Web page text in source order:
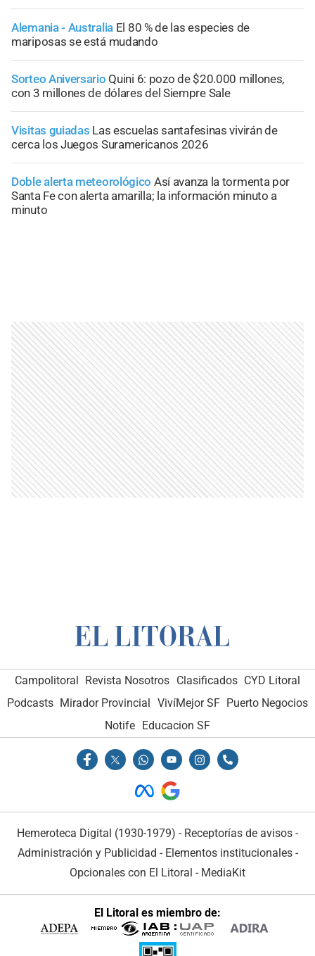
Alemania - Australia El 80 % de las especies de
mariposas se está mudando
Sorteo Aniversario Quini 6: pozo de $20.000 millones,
con 3 millones de dólares del Siempre Sale
Visitas guiadas Las escuelas santafesinas vivirán de
cerca los Juegos Suramericanos 2026
Doble alerta meteorológico Así avanza la tormenta por
Santa Fe con alerta amarilla; la información minuto a
minuto
Campolitoral Revista Nosotros Clasificados CYD Litoral
Podcasts Mirador Provincial VivíMejor SF Puerto Negocios
Notife Educacion SF
Hemeroteca Digital (1930-1979) - Receptorías de avisos -
Administración y Publicidad - Elementos institucionales-
Opcionales con El Litoral - MediaKit
El Litoral es miembro de: